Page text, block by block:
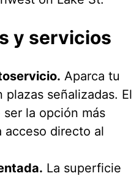
y servicios
Aparca tu
señalizadas. El
la opción más
acceso directo al
La superficie